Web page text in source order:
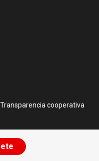
Transparencia cooperativa